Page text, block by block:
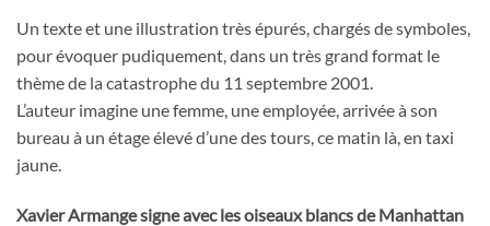
Un texte et une illustration très épurés, chargés de symboles,
pour évoquer pudiquement, dans un très grand format le
thème de la catastrophe du 11 septembre 2001.
L’auteur imagine une femme, une employée, arrivée à son
bureau à un étage élevé d’une des tours, ce matin là, en taxi
jaune.
Xavier Armange signe avec les oiseaux blancs de Manhattan